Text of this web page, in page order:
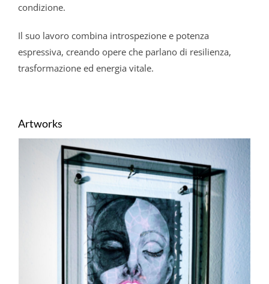
condizione.
Il suo lavoro combina introspezione e potenza
espressiva, creando opere che parlano di resilienza,
trasformazione ed energia vitale.
Artworks